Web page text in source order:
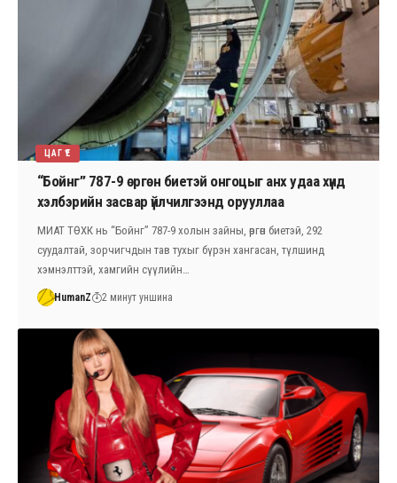
ЦАГ ҮЕ
“Бойнг” 787-9 өргөн биетэй онгоцыг анх удаа хүнд
хэлбэрийн засвар үйлчилгээнд орууллаа
МИАТ ТӨХК нь “Бойнг” 787-9 холын зайны, өргөн биетэй, 292
суудалтай, зорчигчдын тав тухыг бүрэн хангасан, түлшинд
хэмнэлттэй, хамгийн сүүлийн…
HumanZ 2 минут уншина